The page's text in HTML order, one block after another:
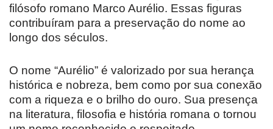
filósofo romano Marco Aurélio. Essas figuras
contribuíram para a preservação do nome ao
longo dos séculos.
O nome “Aurélio” é valorizado por sua herança
histórica e nobreza, bem como por sua conexão
com a riqueza e o brilho do ouro. Sua presença
na literatura, filosofia e história romana o tornou